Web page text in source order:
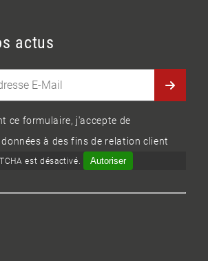
actus
ce formulaire, j'accepte de
à des fins de relation client
est désactivé. Autoriser